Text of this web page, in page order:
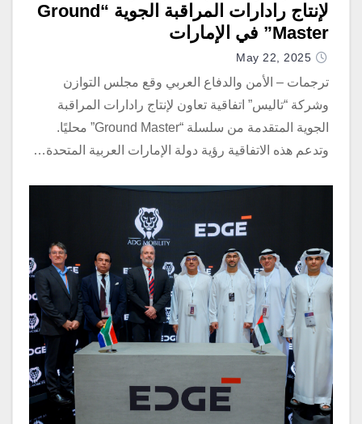
لإنتاج رادارات المراقبة الجوية “Ground
Master” في الإمارات
May 22, 2025
ترجمات – الأمن والدفاع العربي وقع مجلس التوازن
وشركة “تاليس” اتفاقية تعاون لإنتاج رادارات المراقبة
الجوية المتقدمة من سلسلة “Ground Master” محليًا.
وتدعم هذه الاتفاقية رؤية دولة الإمارات العربية المتحدة…